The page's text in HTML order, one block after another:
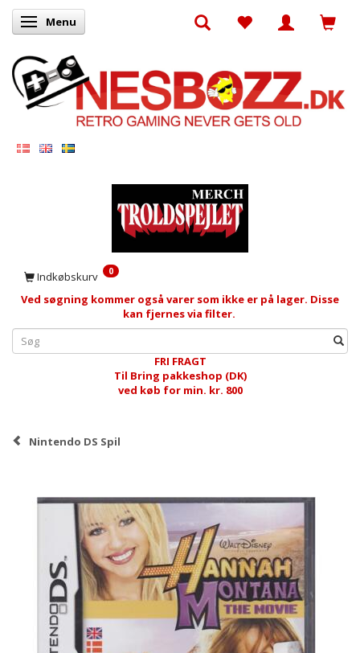
Skifte navigation
Menu
Indkøbskurv 0
Ved søgning kommer også varer som ikke er på lager. Disse
kan fjernes via filter.
FRI FRAGT
Til Bring pakkeshop (DK)
ved køb for min. kr. 800
Nintendo DS Spil